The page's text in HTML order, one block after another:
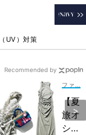
UV）対策
【夏
旅オ
シャ
Recommended by